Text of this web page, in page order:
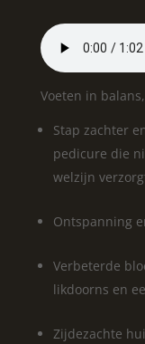
Voeten in
Stap zachter
pedicure die
welzijn
Ontspanning
Verbeterde
likdoorns en
Zijdezachte